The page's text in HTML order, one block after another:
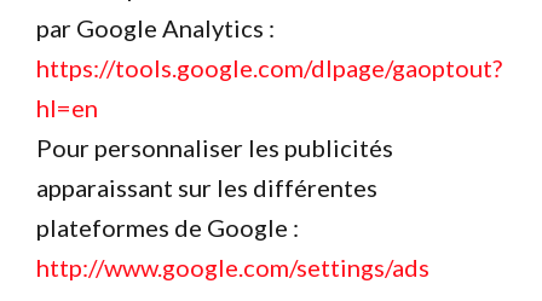
par Google Analytics :
https://tools.google.com/dlpage/gaoptout?
hl=en
Pour personnaliser les publicités
apparaissant sur les différentes
plateformes de Google :
http://www.google.com/settings/ads